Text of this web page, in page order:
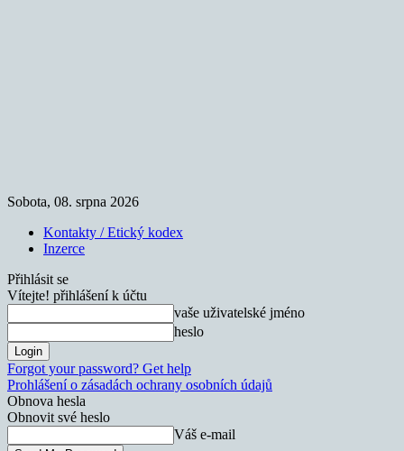
Sobota, 08. srpna 2026
Kontakty / Etický kodex
Inzerce
Přihlásit se
Vítejte! přihlášení k účtu
vaše uživatelské jméno
heslo
Forgot your password? Get help
Prohlášení o zásadách ochrany osobních údajů
Obnova hesla
Obnovit své heslo
Váš e-mail